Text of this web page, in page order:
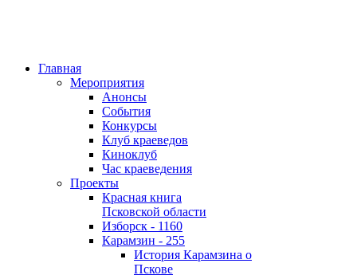
Главная
Мероприятия
Анонсы
События
Конкурсы
Клуб краеведов
Киноклуб
Час краеведения
Проекты
Красная книга
Псковской области
Изборск - 1160
Карамзин - 255
История Карамзина о
Пскове